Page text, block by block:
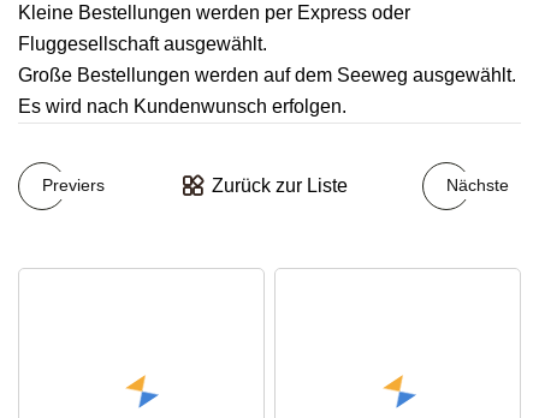
Kleine Bestellungen werden per Express oder
Fluggesellschaft ausgewählt.
Große Bestellungen werden auf dem Seeweg ausgewählt.
Es wird nach Kundenwunsch erfolgen.
Previers Zurück zur Liste Nächste